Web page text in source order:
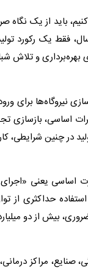
باید از یک
یک رکورد تولید
و تلاش
نیروگاه‌ها برای
اساسی، بازسازی
در چنین شرایطی،
اساسی یعنی «اجرای
استفاده حداکثری
بیش از دو
صنایع، مراکز